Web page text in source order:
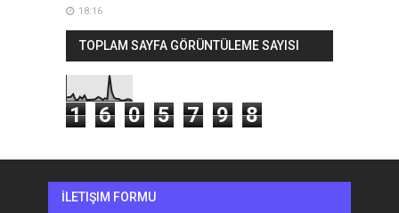
18:16
TOPLAM SAYFA GÖRÜNTÜLEME SAYISI
1 6 0 5 7 9 8
İLETIŞIM FORMU